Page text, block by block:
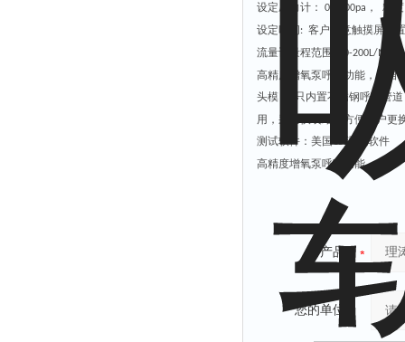
设定压力计 ： 0-3000pa ，
精
设定时间 : 客户任意触摸屏 设置
流量计量程范围：
0-200L/MIN
高精度增氧泵呼吸功能，全自
头模：
只内置不锈钢呼吸管
用， 采用快装结构方便用户更
测试软件：美国CSI 测试软件
高精度增氧泵呼吸功能
产品：
您的单位：